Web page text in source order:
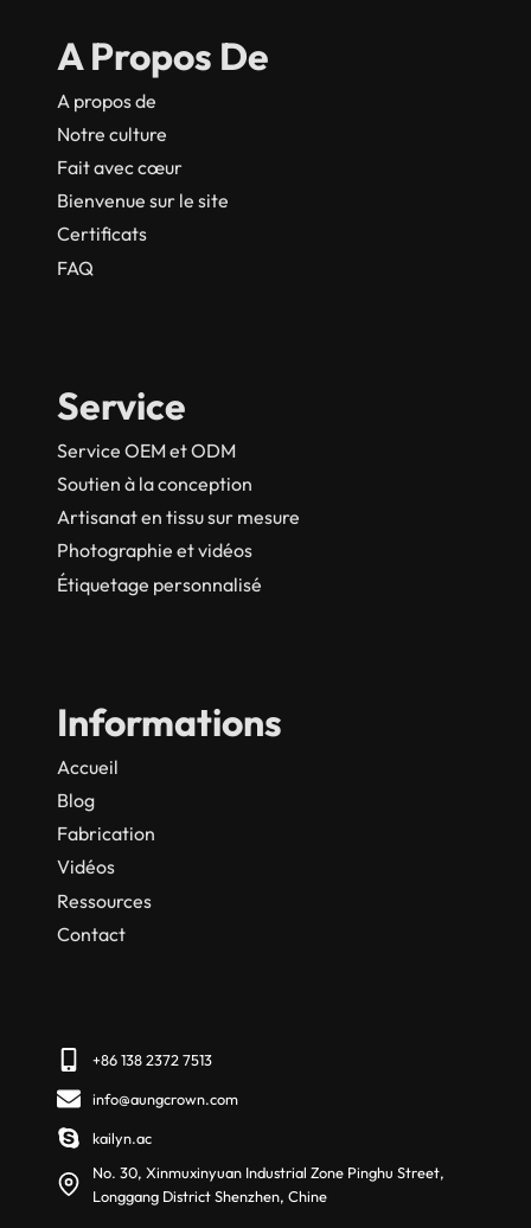
A Propos De
A propos de
Notre culture
Fait avec cœur
Bienvenue sur le site
Certificats
FAQ
Service
Service OEM et ODM
Soutien à la conception
Artisanat en tissu sur mesure
Photographie et vidéos
Étiquetage personnalisé
Informations
Accueil
Blog
Fabrication
Vidéos
Ressources
Contact
+86 138 2372 7513
info@aungcrown.com
kailyn.ac
No. 30, Xinmuxinyuan Industrial Zone Pinghu Street,
Longgang District Shenzhen, Chine